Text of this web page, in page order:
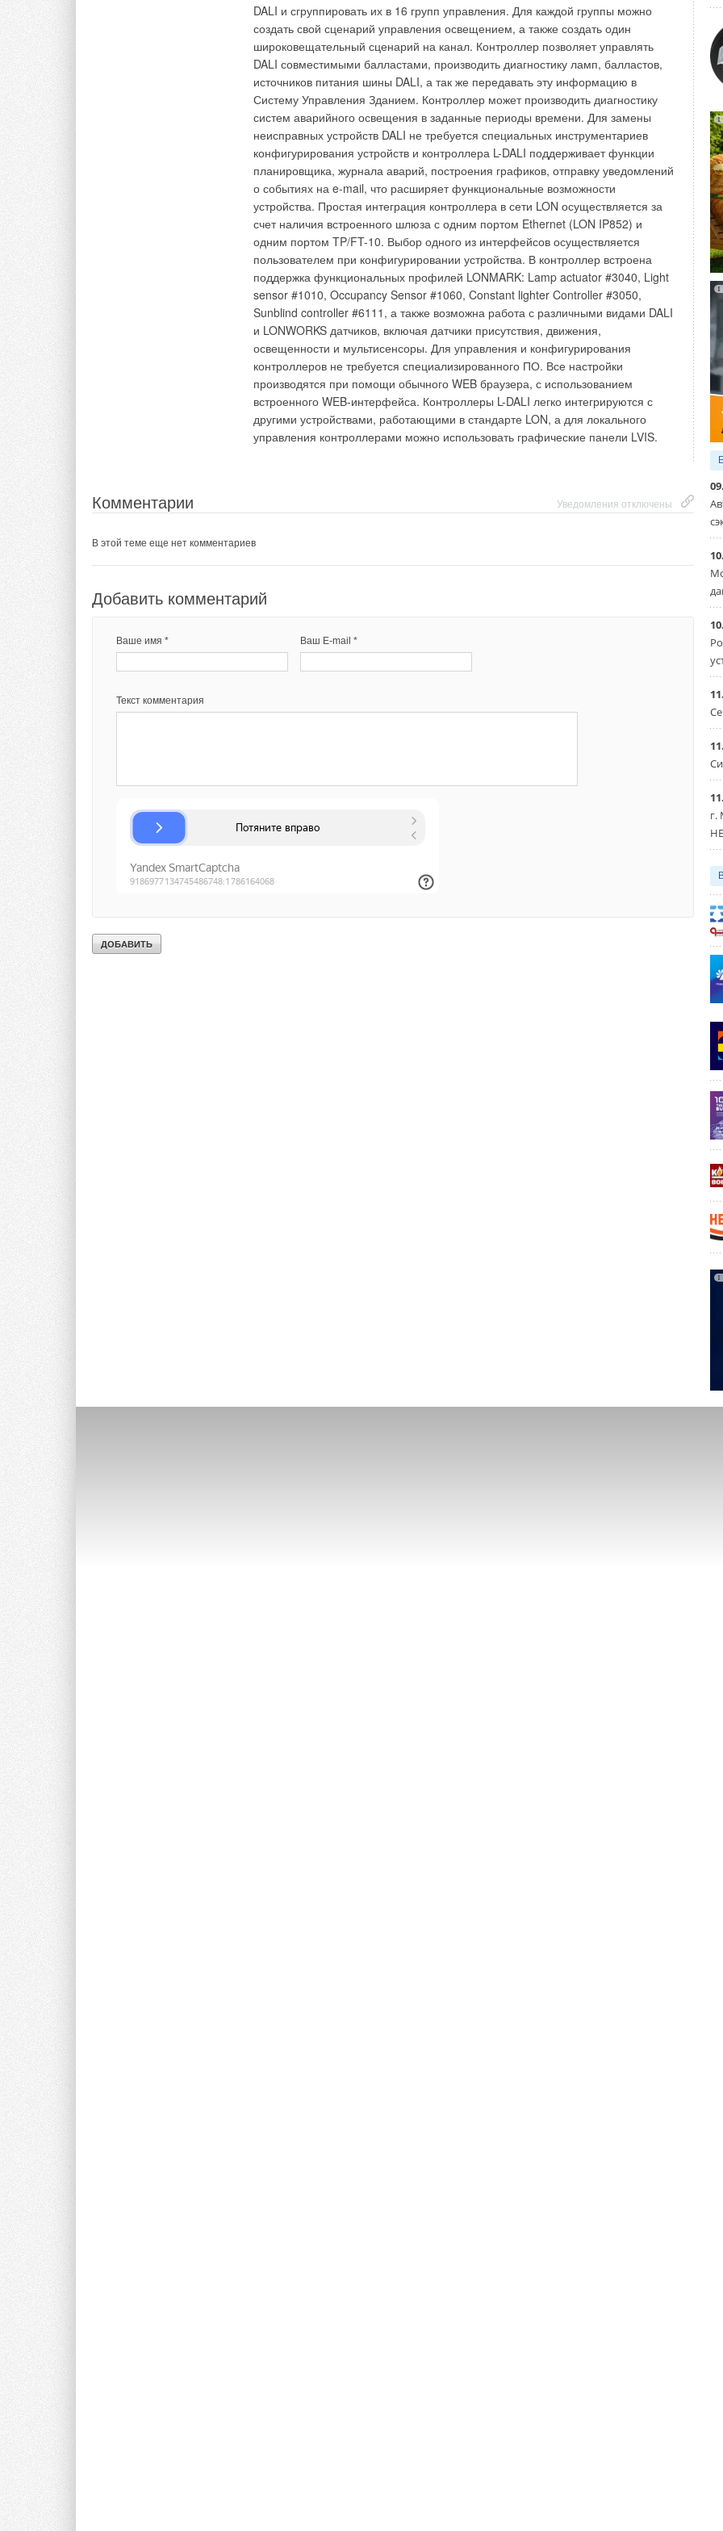
DALI и сгруппировать их в 16 групп управления. Для каждой группы можно
создать свой сценарий управления освещением, а также создать один
широковещательный сценарий на канал. Контроллер позволяет управлять
DALI совместимыми балластами, производить диагностику ламп, балластов,
источников питания шины DALI, а так же передавать эту информацию в
Систему Управления Зданием. Контроллер может производить диагностику
систем аварийного освещения в заданные периоды времени. Для замены
неисправных устройств DALI не требуется специальных инструментариев
конфигурирования устройств и контроллера L-DALI поддерживает функции
планировщика, журнала аварий, построения графиков, отправку уведомлений
о событиях на e-mail, что расширяет функциональные возможности
устройства. Простая интеграция контроллера в сети LON осуществляется за
счет наличия встроенного шлюза с одним портом Ethernet (LON IP852) и
одним портом TP/FT-10. Выбор одного из интерфейсов осуществляется
пользователем при конфигурировании устройства. В контроллер встроена
поддержка функциональных профилей LONMARK: Lamp actuator #3040, Light
sensor #1010, Occupancy Sensor #1060, Constant lighter Controller #3050,
Sunblind controller #6111, а также возможна работа с различными видами DALI
и LONWORKS датчиков, включая датчики присутствия, движения,
освещенности и мультисенсоры. Для управления и конфигурирования
контроллеров не требуется специализированного ПО. Все настройки
производятся при помощи обычного WEB браузера, с использованием
встроенного WEB-интерфейса. Контроллеры L-DALI легко интегрируются с
другими устройствами, работающими в стандарте LON, а для локального
управления контроллерами можно использовать графические панели LVIS.
Уведомления отключены
Комментарии
В этой теме еще нет комментариев
Добавить комментарий
Ваше имя * Ваш E-mail *
Текст комментария
г.
помещениях самого разного назначения. Радиаторы могут применяться в
жилых, офисных, торговых зданиях с индивидуальными тепловыми пунктами,
а также в коттеджах. Все радиаторы Vogel&Noot сертифицированы по ГОСТ и
имеют сертификат Госстроя России, а производственные процессы всех
заводов концерна сертифицированны по ISO 9001. Высокоточная сварка,
высококачественная грунтовка и финальное порошковое покрытие - вот
составляющие надежности данных радиаторов на многие годы.
В этой теме еще нет комментариев
Добавить комментарий
Ваш E-mail *
В этой теме еще нет комментариев
Добавить комментарий
Ваш E-mail *